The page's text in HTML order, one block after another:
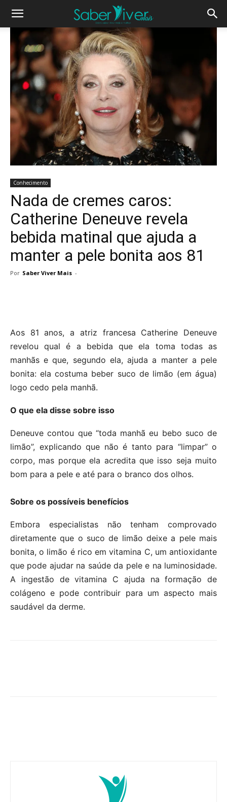
Conhecimento
Nada de cremes caros:
Catherine Deneuve revela
bebida matinal que ajuda a
manter a pele bonita aos 81
Por Saber Viver Mais -
Aos 81 anos, a atriz francesa Catherine Deneuve
revelou qual é a bebida que ela toma todas as
manhãs e que, segundo ela, ajuda a manter a pele
bonita: ela costuma beber suco de limão (em água)
logo cedo pela manhã.
O que ela disse sobre isso
Deneuve contou que “toda manhã eu bebo suco de
limão”, explicando que não é tanto para “limpar” o
corpo, mas porque ela acredita que isso seja muito
bom para a pele e até para o branco dos olhos.
Sobre os possíveis benefícios
Embora especialistas não tenham comprovado
diretamente que o suco de limão deixe a pele mais
bonita, o limão é rico em vitamina C, um antioxidante
que pode ajudar na saúde da pele e na luminosidade.
A ingestão de vitamina C ajuda na formação de
colágeno e pode contribuir para um aspecto mais
saudável da derme.